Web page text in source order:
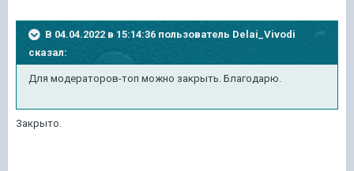
В 04.04.2022 в 15:14:36 пользователь Delai_Vivodi
сказал:
Для модераторов-топ можно закрыть. Благодарю.
Закрыто.